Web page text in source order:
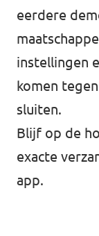
eerdere
instellingen
komen
sluiten.
Blijf op de
exacte
app.